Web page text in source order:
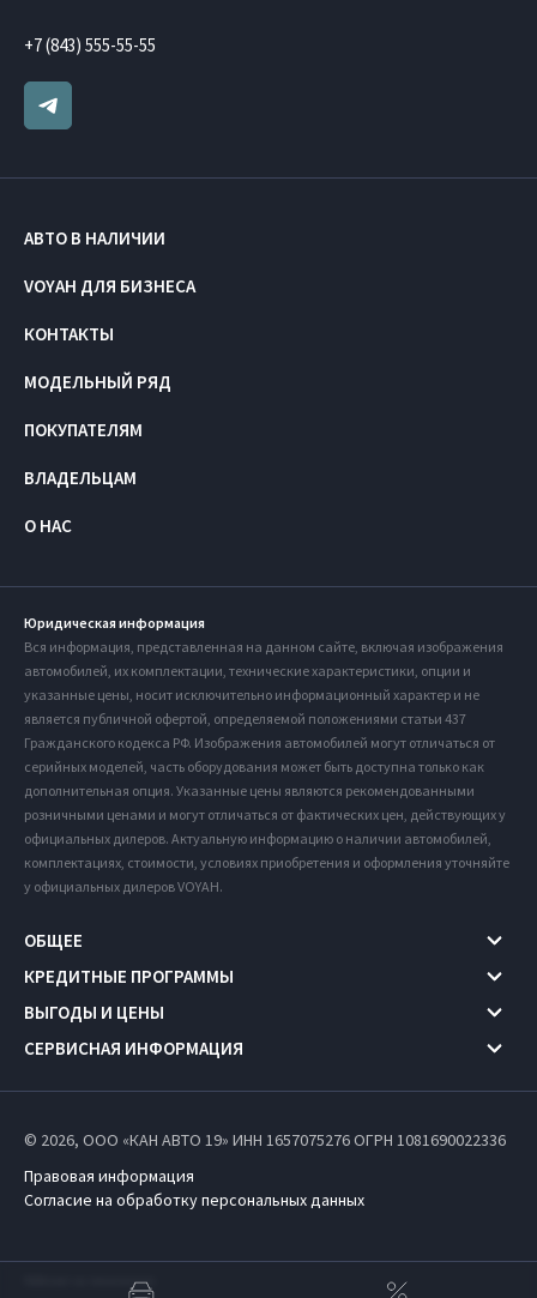
+7 (843) 555-55-55
АВТО В НАЛИЧИИ
VOYAH ДЛЯ БИЗНЕСА
КОНТАКТЫ
МОДЕЛЬНЫЙ РЯД
ПОКУПАТЕЛЯМ
ВЛАДЕЛЬЦАМ
О НАС
Юридическая информация
Вся информация, представленная на данном сайте, включая изображения
автомобилей, их комплектации, технические характеристики, опции и
указанные цены, носит исключительно информационный характер и не
является публичной офертой, определяемой положениями статьи 437
Гражданского кодекса РФ. Изображения автомобилей могут отличаться от
серийных моделей, часть оборудования может быть доступна только как
дополнительная опция. Указанные цены являются рекомендованными
розничными ценами и могут отличаться от фактических цен, действующих у
официальных дилеров. Актуальную информацию о наличии автомобилей,
комплектациях, стоимости, условиях приобретения и оформления уточняйте
у официальных дилеров VOYAH.
ОБЩЕЕ
КРЕДИТНЫЕ ПРОГРАММЫ
ВЫГОДЫ И ЦЕНЫ
СЕРВИСНАЯ ИНФОРМАЦИЯ
© 2026, ООО «КАН АВТО 19» ИНН 1657075276ОГРН 1081690022336
Правовая информация
Согласие на обработку персональных данных
Работает на технологиях